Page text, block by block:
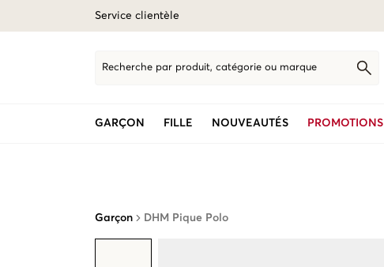
Service clientèle
Recherche par produit, catégorie ou marque
GARÇON FILLE NOUVEAUTÉS PROMOTIONS
Garçon DHM Pique Polo